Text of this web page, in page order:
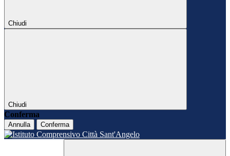
Chiudi
Chiudi
Conferma
Annulla Conferma